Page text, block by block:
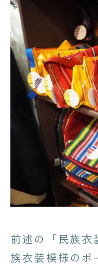
前述の「民族衣
族衣装模様のポ